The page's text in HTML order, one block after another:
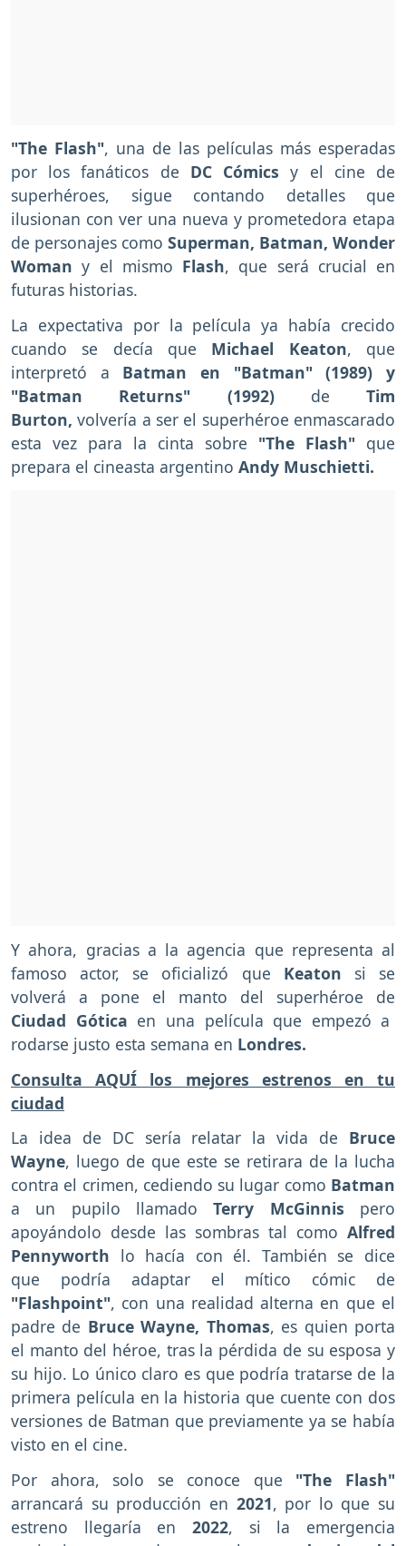
"The Flash", una de las películas más esperadas
por los fanáticos de DC Cómics y el cine de
superhéroes, sigue contando detalles que
ilusionan con ver una nueva y prometedora etapa
de personajes como Superman, Batman, Wonder
Woman y el mismo Flash, que será crucial en
futuras historias.
La expectativa por la película ya había crecido
cuando se decía que Michael Keaton, que
interpretó a Batman en "Batman" (1989) y
"Batman Returns" (1992) de Tim
Burton,volvería a ser el superhéroe enmascarado
esta vez para la cinta sobre "The Flash" que
prepara el cineasta argentino Andy Muschietti.
Y ahora, gracias a la agencia que representa al
famoso actor, se oficializó que Keaton si se
volverá a pone el manto del superhéroe de
Ciudad Gótica en una película que empezó a
rodarse justo esta semana en Londres.
Consulta AQUÍ los mejores estrenos en tu
ciudad
La idea de DC sería relatar la vida de Bruce
Wayne, luego de que este se retirara de la lucha
contra el crimen, cediendo su lugar como Batman
a un pupilo llamado Terry McGinnis pero
apoyándolo desde las sombras tal como Alfred
Pennyworth lo hacía con él. También se dice
que podría adaptar el mítico cómic de
"Flashpoint", con una realidad alterna en que el
padre de Bruce Wayne, Thomas, es quien porta
el manto del héroe, tras la pérdida de su esposa y
su hijo. Lo único claro es que podría tratarse de la
primera película en la historia que cuente con dos
versiones de Batman que previamente ya se había
visto en el cine.
Por ahora, solo se conoce que "The Flash"
arrancará su producción en 2021, por lo que su
estreno llegaría en 2022, si la emergencia